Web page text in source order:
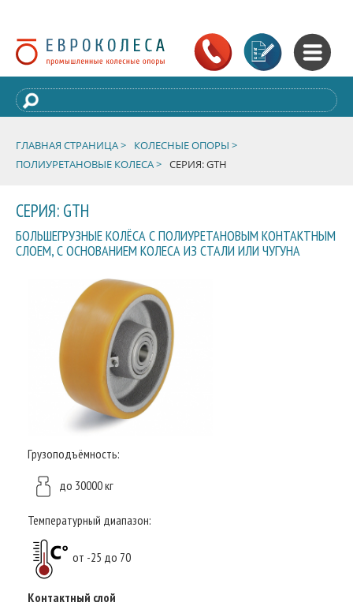
ГЛАВНАЯ СТРАНИЦА >
КОЛЕСНЫЕ ОПОРЫ >
ПОЛИУРЕТАНОВЫЕ КОЛЕСА > СЕРИЯ: GTH
СЕРИЯ: GTH
БОЛЬШЕГРУЗНЫЕ КОЛЁСА С ПОЛИУРЕТАНОВЫМ КОНТАКТНЫМ
СЛОЕМ, С ОСНОВАНИЕМ КОЛЕСА ИЗ СТАЛИ ИЛИ ЧУГУНА
Грузоподъёмность:
до 30000 кг
Температурный диапазон:
от -25 до 70
Контактный слой